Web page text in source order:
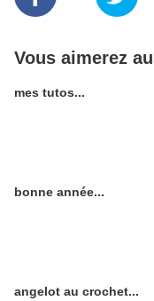
Vous aimerez
mes tutos...
bonne année...
angelot au crochet...